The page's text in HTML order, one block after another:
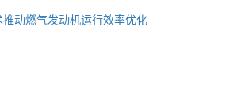
动燃气发动机运行效率优化